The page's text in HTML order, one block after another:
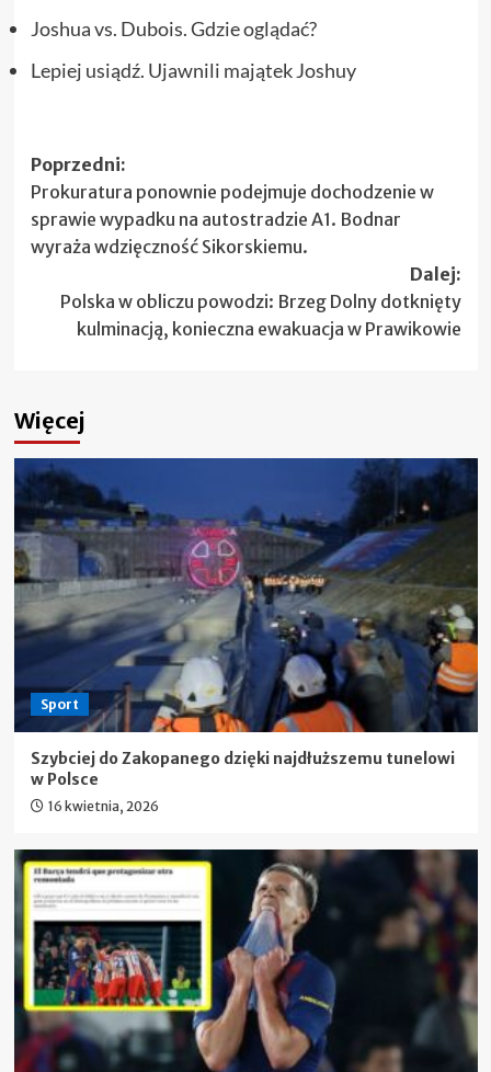
Joshua vs. Dubois. Gdzie oglądać?
Lepiej usiądź. Ujawnili majątek Joshuy
Zobacz
wpisy
Poprzedni:
Prokuratura ponownie podejmuje dochodzenie w
sprawie wypadku na autostradzie A1. Bodnar
wyraża wdzięczność Sikorskiemu.
Dalej:
Polska w obliczu powodzi: Brzeg Dolny dotknięty
kulminacją, konieczna ewakuacja w Prawikowie
Więcej
Sport
Szybciej do Zakopanego dzięki najdłuższemu tunelowi
w Polsce
16 kwietnia, 2026